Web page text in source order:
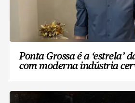
Ponta Grossa é a ‘estrela’
com moderna indústria